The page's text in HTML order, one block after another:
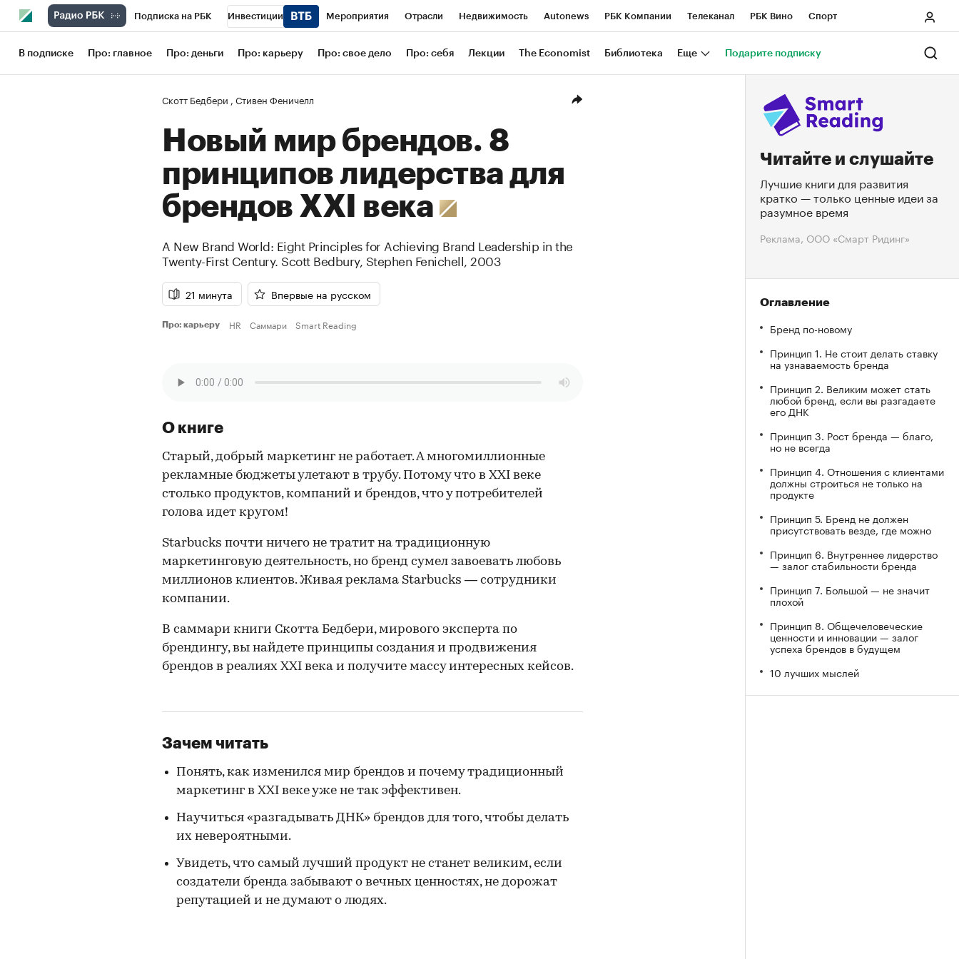
Подписка на РБК Инвестиции Мероприятия Отрасли Недвижимость Autonews РБК Компании Телеканал РБК Вино Спорт
Школа управления РБК РБК Образование РБК Life Тренды Визионеры Национальные проекты Город
Рынок наличной валюты
В подписке Про: главное Про: деньги Про: карьеру Про: свое дело Про: себя Лекции The Economist Библиотека Еще Подарите подписку
Скотт Бедбери Стивен Феничелл
Новый мир брендов. 8
принципов лидерства для
брендов ХХI века
A New Brand World: Eight Principles for Achieving Brand Leadership in the
Twenty-First Century. Scott Bedbury, Stephen Fenichell 2003
21 минута Впервые на русском
Про: карьеру HR Саммари Smart Reading
О книге
Старый, добрый маркетинг не работает. А многомиллионные
рекламные бюджеты улетают в трубу. Потому что в XXI веке
столько продуктов, компаний и брендов, что у потребителей
голова идет кругом!
Starbucks почти ничего не тратит на традиционную
маркетинговую деятельность, но бренд сумел завоевать любовь
миллионов клиентов. Живая реклама Starbucks — сотрудники
компании.
В саммари книги Скотта Бедбери, мирового эксперта по
брендингу, вы найдете принципы создания и продвижения
брендов в реалиях XXI века и получите массу интересных кейсов.
Зачем читать
Понять, как изменился мир брендов и почему традиционный
маркетинг в XXI веке уже не так эффективен.
Научиться «разгадывать ДНК» брендов для того, чтобы делать
их невероятными.
Увидеть, что самый лучший продукт не станет великим, если
создатели бренда забывают о вечных ценностях, не дорожат
репутацией и не думают о людях.
Читайте и слушайте
Лучшие книги для развития
кратко — только ценные идеи за
разумное время
Реклама, ООО «Смарт Ридинг»
Оглавление
Бренд по-новому
Принцип 1. Не стоит делать ставку
на узнаваемость бренда
Принцип 2. Великим может стать
любой бренд, если вы разгадаете
его ДНК
Принцип 3. Рост бренда — благо,
но не всегда
Принцип 4. Отношения с клиентами
должны строиться не только на
продукте
Принцип 5. Бренд не должен
присутствовать везде, где можно
Принцип 6. Внутреннее лидерство
— залог стабильности бренда
Принцип 7. Большой — не значит
плохой
Принцип 8. Общечеловеческие
ценности и инновации — залог
успеха брендов в будущем
10 лучших мыслей